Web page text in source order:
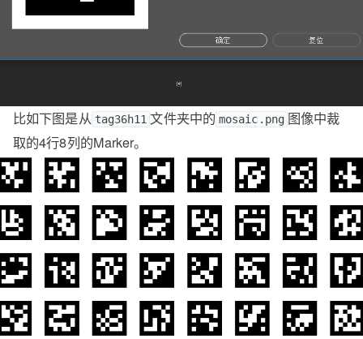
比如下图是从 tag36h11 文件夹中的 mosaic.png 图像中裁
取的4行8列的Marker。